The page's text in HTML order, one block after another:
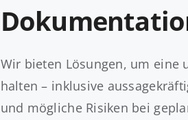
Wir bieten Lösungen, um eine
halten – inklusive
und mögliche Risiken bei